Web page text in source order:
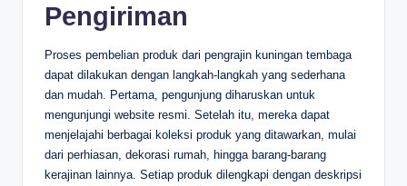
Pengiriman
Proses pembelian produk dari pengrajin kuningan tembaga
dapat dilakukan dengan langkah-langkah yang sederhana
dan mudah. Pertama, pengunjung diharuskan untuk
mengunjungi website resmi. Setelah itu, mereka dapat
menjelajahi berbagai koleksi produk yang ditawarkan, mulai
dari perhiasan, dekorasi rumah, hingga barang-barang
kerajinan lainnya. Setiap produk dilengkapi dengan deskripsi